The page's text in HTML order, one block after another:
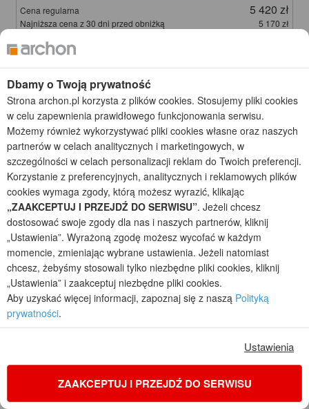
Cena regularna 5 420 zł
Najniższa cena z 30 dni przed obniżką 5 170 zł
Dom w balsamowcach 2 (AE) OZE
2 5 2 1
POWIERZCHNIA DOMU
144,68m²
+ GARAŻ
18,95 m²
+ KOTŁOWNIA
6,76m²
jednorodzinny z poddaszem, z garażem jednostanowiskowym
Cena z kodem:ONLINE200
5 550 zł (4 512,20 zł netto)
Dbamy o Twoją prywatność
Strona archon.pl korzysta z plików cookies. Stosujemy pliki cookies
w celu zapewnienia prawidłowego funkcjonowania serwisu.
Możemy również wykorzystywać pliki cookies własne oraz naszych
partnerów w celach analitycznych i marketingowych, w
szczególności w celach personalizacji reklam do Twoich preferencji.
Korzystanie z preferencyjnych, analitycznych i reklamowych plików
cookies wymaga zgody, którą możesz wyrazić, klikając
„ZAAKCEPTUJ I PRZEJDŹ DO SERWISU”. Jeżeli chcesz
dostosować swoje zgody dla nas i naszych partnerów, kliknij
„Ustawienia”. Wyrażoną zgodę możesz wycofać w każdym
momencie, zmieniając wybrane ustawienia. Jeżeli natomiast
chcesz, żebyśmy stosowali tylko niezbędne pliki cookies, kliknij
„Ustawienia” i zaakceptuj niezbędne pliki cookies.
Aby uzyskać więcej informacji, zapoznaj się z naszą Polityką
prywatności.
Ustawienia
ZAAKCEPTUJ I PRZEJDŹ DO SERWISU